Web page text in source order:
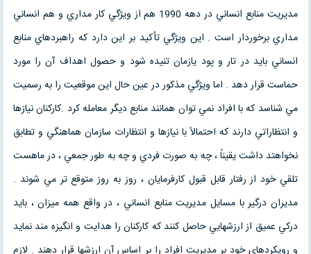
مديريت منابع انساني در دهه 1990 هم از ويژگي كار مداري و هم انساني
مداري برخوردار است . اين ويژگي تأكيد بر اين دارد كه راهبردهاي منابع
انساني بايد در تار و پود يازمان تنيده شود و حصول اهداف آن را مورد
حماست قرار دهد . اما ويژگي مذكور در عين حال اين موقعيت را به رسميت
مي شناسد كه با افراد نمي توان همانند منابع ديگر معامله كرد .كاركنان نيازها
و انتظاراتي دارند كه احتمالاً با نيازها و انتظارات سازمان هماهنگي و تطابق
نخواهتد داشت يقيناً ، چه به صورت فردي و چه به طور جمعي ، در ماهست
تلقي خود از رفتار قابل قبول كارفرمايان ، روز به روز متوقع تر مي شوند .
مديران درگير با مسايل مديريت منابع انساني ، در واقع همه ميزان ، بايد
دركي عميق از ارزشهايي حاصل كنند كه كاركنان را هدايت و انگيزه مند نمايد
و رويكردهاي خود بر مديريت افراد را بر اساس آن ارزشها قرار دهند . لازم